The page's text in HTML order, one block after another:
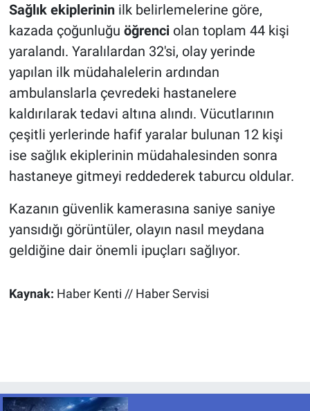
Sağlık ekiplerininilk belirlemelerine göre,
kazada çoğunluğu öğrenciolan toplam 44 kişi
yaralandı. Yaralılardan 32'si, olay yerinde
yapılan ilk müdahalelerin ardından
ambulanslarla çevredeki hastanelere
kaldırılarak tedavi altına alındı. Vücutlarının
çeşitli yerlerinde hafif yaralar bulunan 12 kişi
ise sağlık ekiplerinin müdahalesinden sonra
hastaneye gitmeyi reddederek taburcu oldular.
Kazanın güvenlik kamerasına saniye saniye
yansıdığı görüntüler, olayın nasıl meydana
geldiğine dair önemli ipuçları sağlıyor.
Kaynak: Haber Kenti // Haber Servisi